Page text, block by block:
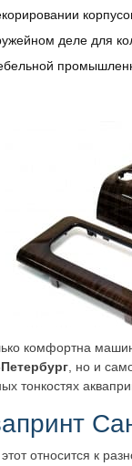
деле для
комфортна
, но и
тонкостях
относится к